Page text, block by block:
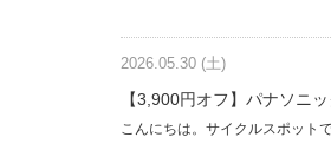
2026.05.30 (土)
【3,900円オフ】パナソニ
こんにちは。サイクルスポット